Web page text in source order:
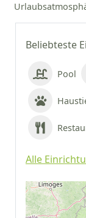
Beliebteste
Pool
Alle